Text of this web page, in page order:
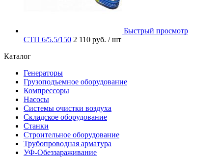
Быстрый просмотр
СТП 6/5.5/150 2 110 руб. / шт
Каталог
Генераторы
Грузоподъемное оборудование
Компрессоры
Насосы
Системы очистки воздуха
Складское оборудование
Станки
Строительное оборудование
Трубопроводная арматура
УФ-Обеззараживание